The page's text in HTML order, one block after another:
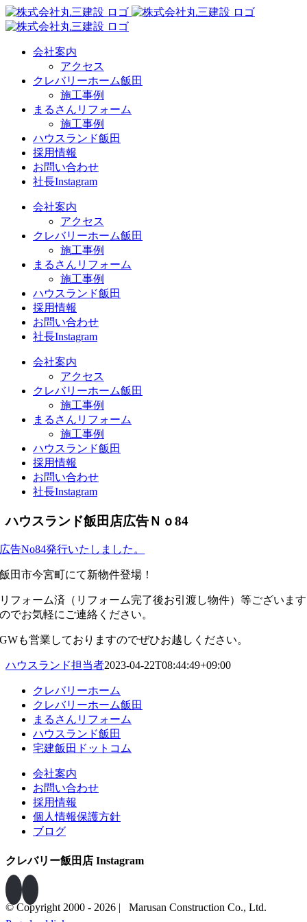
Skip
to
content
会社案内
アクセス
クレバリーホーム飯田
施工事例
まるさんリフォーム
施工事例
ハウスランド飯田
採用情報
お問い合わせ
社長Instagram
会社案内
アクセス
クレバリーホーム飯田
施工事例
まるさんリフォーム
施工事例
ハウスランド飯田
採用情報
お問い合わせ
社長Instagram
会社案内
アクセス
クレバリーホーム飯田
施工事例
まるさんリフォーム
施工事例
ハウスランド飯田
採用情報
お問い合わせ
社長Instagram
ハウスランド飯田店広告Ｎｏ84
広告No84発行いたしました。
飯田市今宮町にて新物件登場！
リフォーム済（リフォーム完了後お引渡し物件）等ございます
のでお気軽にご連絡ください。
GWも営業しておりますのでぜひお越しください。
ハウスランド担当者2023-04-22T08:44:49+09:00
クレバリーホーム
クレバリーホーム飯田
まるさんリフォーム
ハウスランド飯田
宅建飯田ドットコム
会社案内
お問い合わせ
採用情報
個人情報保護方針
ブログ
クレバリー飯田店 Instagram
© Copyright 2000 - 2026 | Marusan Construction Co., Ltd.